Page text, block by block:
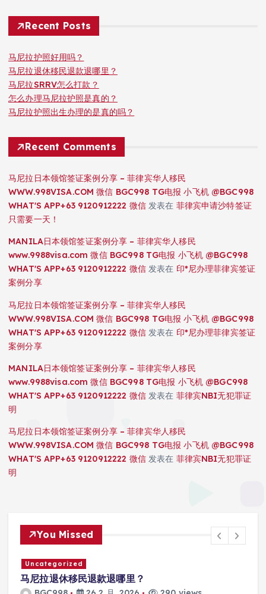
Recent Posts
马尼拉护照好用吗？
马尼拉退休移民退款退哪里？
马尼拉SRRV怎么打款？
怎么办理马尼拉护照是真的？
马尼拉护照出生办理的是真的吗？
Recent Comments
马尼拉日本领馆签证案例分享 – 菲律宾华人移民
WWW.998VISA.COM 微信 BGC998 TG电报 小飞机 @BGC998
WHAT'S APP+63 9120912222 微信发表在 菲律宾申请沙特签证
只需要一天！
MANILA日本领馆签证案例分享 – 菲律宾华人移民
www.9988visa.com 微信 BGC998 TG电报 小飞机 @BGC998
WHAT'S APP+63 9120912222 微信发表在 印*尼办理菲律宾签证
案例分享
马尼拉日本领馆签证案例分享 – 菲律宾华人移民
WWW.998VISA.COM 微信 BGC998 TG电报 小飞机 @BGC998
WHAT'S APP+63 9120912222 微信发表在 印*尼办理菲律宾签证
案例分享
MANILA日本领馆签证案例分享 – 菲律宾华人移民
www.9988visa.com 微信 BGC998 TG电报 小飞机 @BGC998
WHAT'S APP+63 9120912222 微信发表在 菲律宾NBI无犯罪证
明
马尼拉日本领馆签证案例分享 – 菲律宾华人移民
WWW.998VISA.COM 微信 BGC998 TG电报 小飞机 @BGC998
WHAT'S APP+63 9120912222 微信发表在 菲律宾NBI无犯罪证
明
You Missed
Uncategorized
马尼拉退休移民退款退哪里？